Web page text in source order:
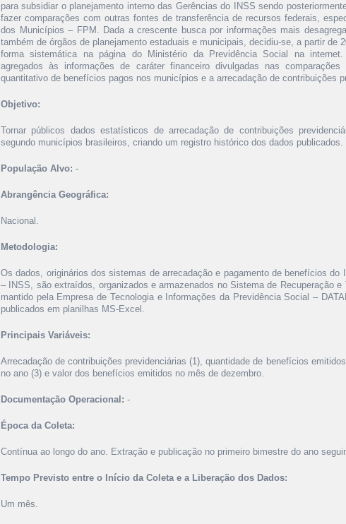
para subsidiar o planejamento interno das Gerências do INSS sendo
fazer comparações com outras fontes de transferência de recursos federais,
dos Municípios – FPM. Dada a crescente busca por informações mais
também de órgãos de planejamento estaduais e municipais, decidiu-se, a partir de
forma sistemática na página do Ministério da Previdência Social na
agregados às informações de caráter financeiro divulgadas nas
quantitativo de benefícios pagos nos municípios e a arrecadação de contribuições
Objetivo:
Tornar públicos dados estatísticos de arrecadação de contribuições
segundo municípios brasileiros, criando um registro histórico dos dados publicados.
População Alvo: -
Abrangência Geográfica:
Nacional.
Metodologia:
Os dados, originários dos sistemas de arrecadação e pagamento de benefícios do
– INSS, são extraídos, organizados e armazenados no Sistema de Recuperação
mantido pela Empresa de Tecnologia e Informações da Previdência Social –
publicados em planilhas MS-Excel.
Principais Variáveis:
Arrecadação de contribuições previdenciárias (1), quantidade de benefícios
no ano (3) e valor dos benefícios emitidos no mês de dezembro.
Documentação Operacional: -
Época da Coleta:
Contínua ao longo do ano. Extração e publicação no primeiro bimestre do ano
Tempo Previsto entre o Início da Coleta e a Liberação dos Dados:
Um mês.